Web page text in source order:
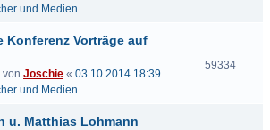
und Medien
Konferenz Vorträge auf
von Joschie « 03.10.2014 18:39
und Medien
59334
u. Matthias Lohmann